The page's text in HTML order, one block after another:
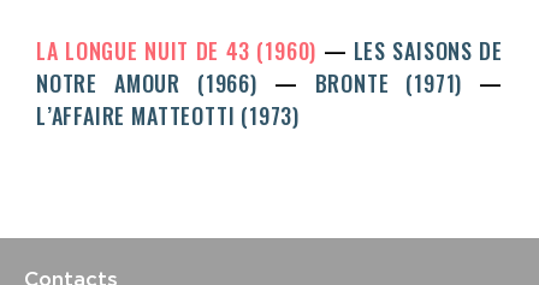
LA LONGUE NUIT DE 43 (1960)
LES SAISONS DE
NOTRE AMOUR (1966)
BRONTE (1971)
L’AFFAIRE MATTEOTTI (1973)
Contacts